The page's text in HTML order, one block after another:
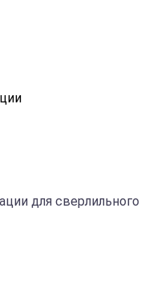
для сверлильного